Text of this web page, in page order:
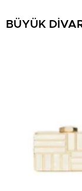
BÜYÜK